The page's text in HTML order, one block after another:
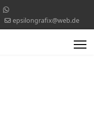
epsilongrafix@web.de